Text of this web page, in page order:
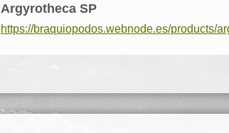
Argyrotheca SP
https://braquiopodos.webnode.es/products/